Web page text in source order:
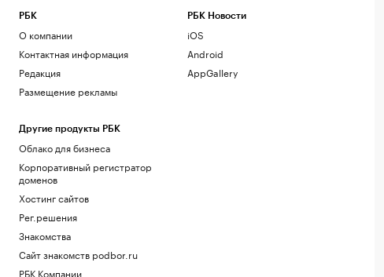
РБК
О компании
Контактная информация
Редакция
Размещение рекламы
Другие продукты РБК
Облако для бизнеса
Корпоративный регистратор
доменов
Хостинг сайтов
Рег.решения
Знакомства
Сайт знакомств podbor.ru
РБК Компании
РБК Новости
iOS
Android
AppGallery